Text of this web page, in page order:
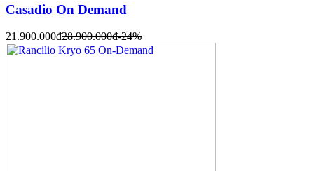
Casadio On Demand
21.900.000đ28.900.000đ-24%